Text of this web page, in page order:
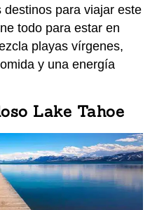
para viajar este
todo para estar en
playas vírgenes,
y una energía
Lake Tahoe